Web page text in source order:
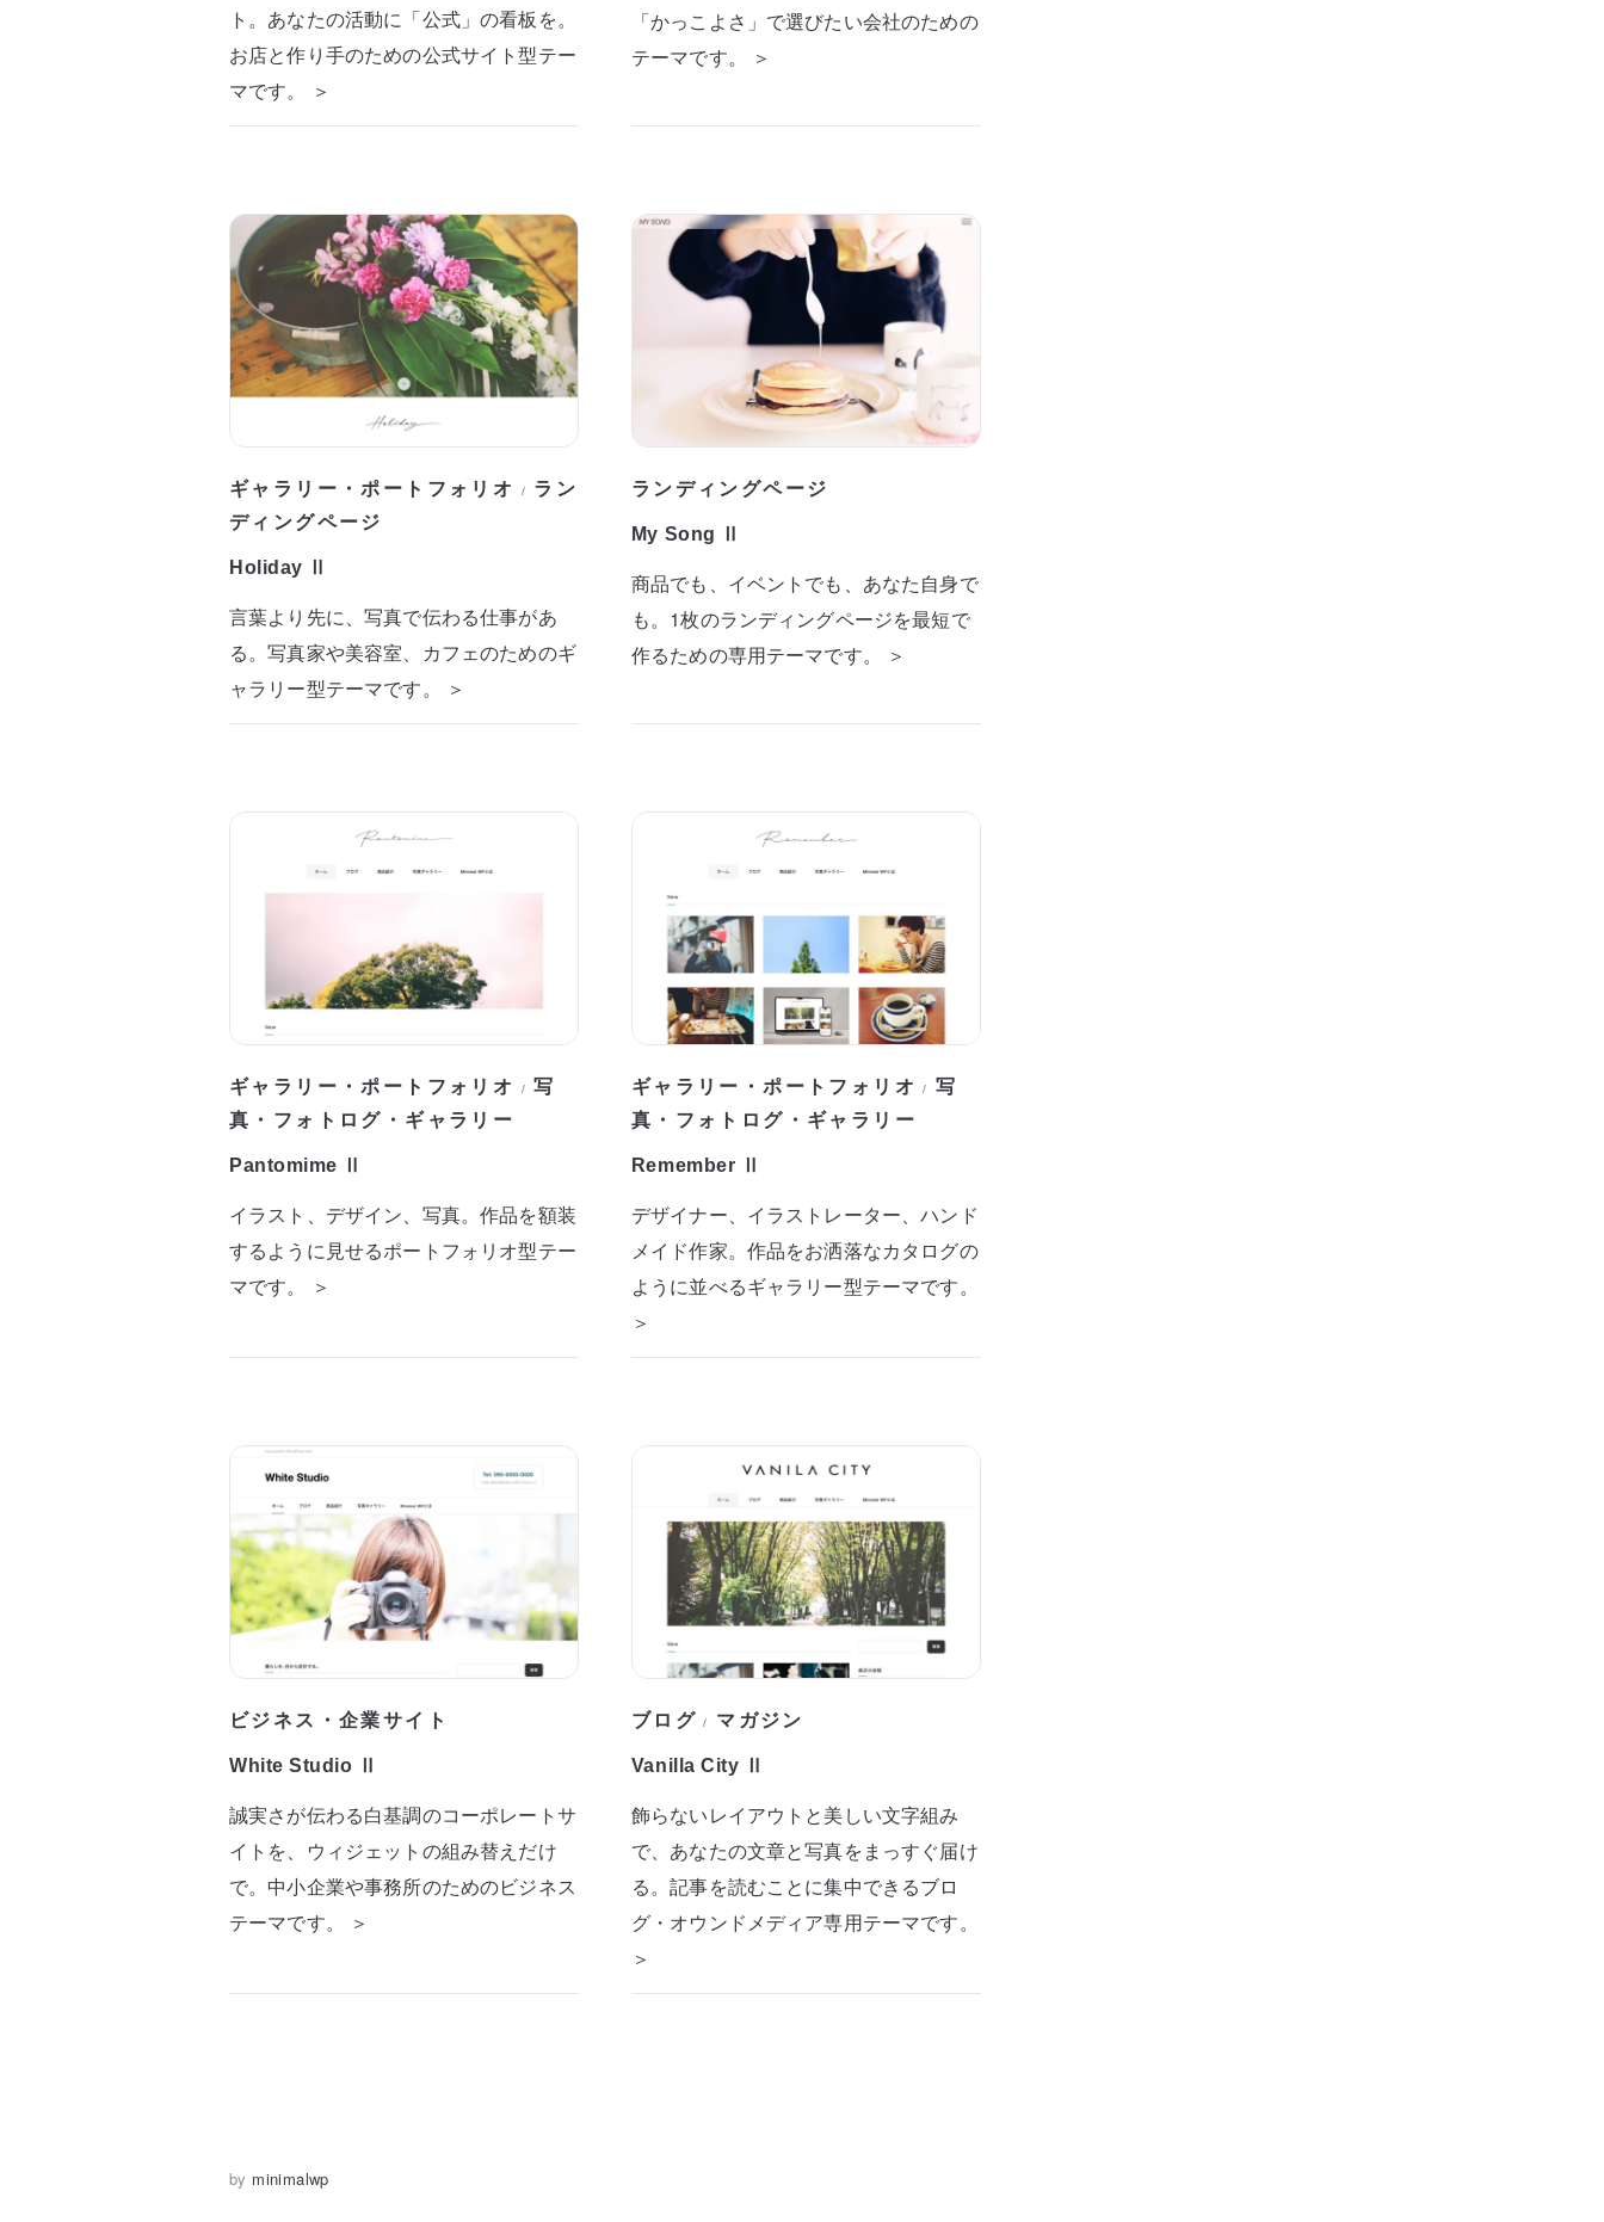
ト。あなたの活動に「公式」の看板を。
お店と作り手のための公式サイト型テー
マです。 ＞
「かっこよさ」で選びたい会社のための
テーマです。 ＞
ギャラリー・ポートフォリオ / ラン
ディングページ
Holiday Ⅱ
言葉より先に、写真で伝わる仕事があ
る。写真家や美容室、カフェのためのギ
ャラリー型テーマです。 ＞
ランディングページ
My Song Ⅱ
商品でも、イベントでも、あなた自身で
も。1枚のランディングページを最短で
作るための専用テーマです。 ＞
ギャラリー・ポートフォリオ /写
真・フォトログ・ギャラリー
Pantomime Ⅱ
イラスト、デザイン、写真。作品を額装
するように見せるポートフォリオ型テー
マです。 ＞
ギャラリー・ポートフォリオ /写
真・フォトログ・ギャラリー
Remember Ⅱ
デザイナー、イラストレーター、ハンド
メイド作家。作品をお洒落なカタログの
ように並べるギャラリー型テーマです。
＞
ビジネス・企業サイト
White Studio Ⅱ
誠実さが伝わる白基調のコーポレートサ
イトを、ウィジェットの組み替えだけ
で。中小企業や事務所のためのビジネス
テーマです。 ＞
ブログ / マガジン
Vanilla City Ⅱ
飾らないレイアウトと美しい文字組み
で、あなたの文章と写真をまっすぐ届け
る。記事を読むことに集中できるブロ
グ・オウンドメディア専用テーマです。
＞
by minimalwp